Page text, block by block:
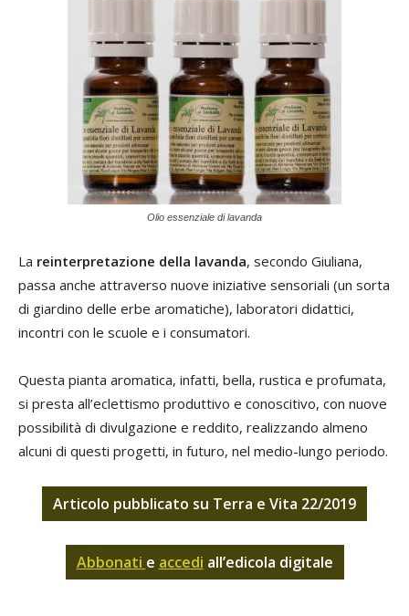
Olio essenziale di lavanda
La reinterpretazione della lavanda, secondo Giuliana,
passa anche attraverso nuove iniziative sensoriali (un sorta
di giardino delle erbe aromatiche), laboratori didattici,
incontri con le scuole e i consumatori.
Questa pianta aromatica, infatti, bella, rustica e profumata,
si presta all’eclettismo produttivo e conoscitivo, con nuove
possibilità di divulgazione e reddito, realizzando almeno
alcuni di questi progetti, in futuro, nel medio-lungo periodo.
Articolo pubblicato su Terra e Vita 22/2019
Abbonati e accedi all’edicola digitale